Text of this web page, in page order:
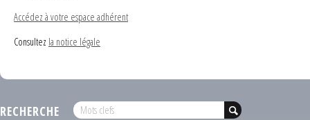
Accédez à votre espace adhérent
Consultez la notice légale
RECHERCHE